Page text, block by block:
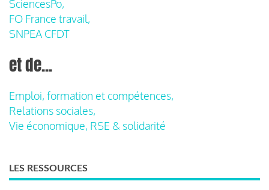
SciencesPo,
FO France travail,
SNPEA CFDT
et de...
Emploi, formation et compétences,
Relations sociales,
Vie économique, RSE & solidarité
LES RESSOURCES